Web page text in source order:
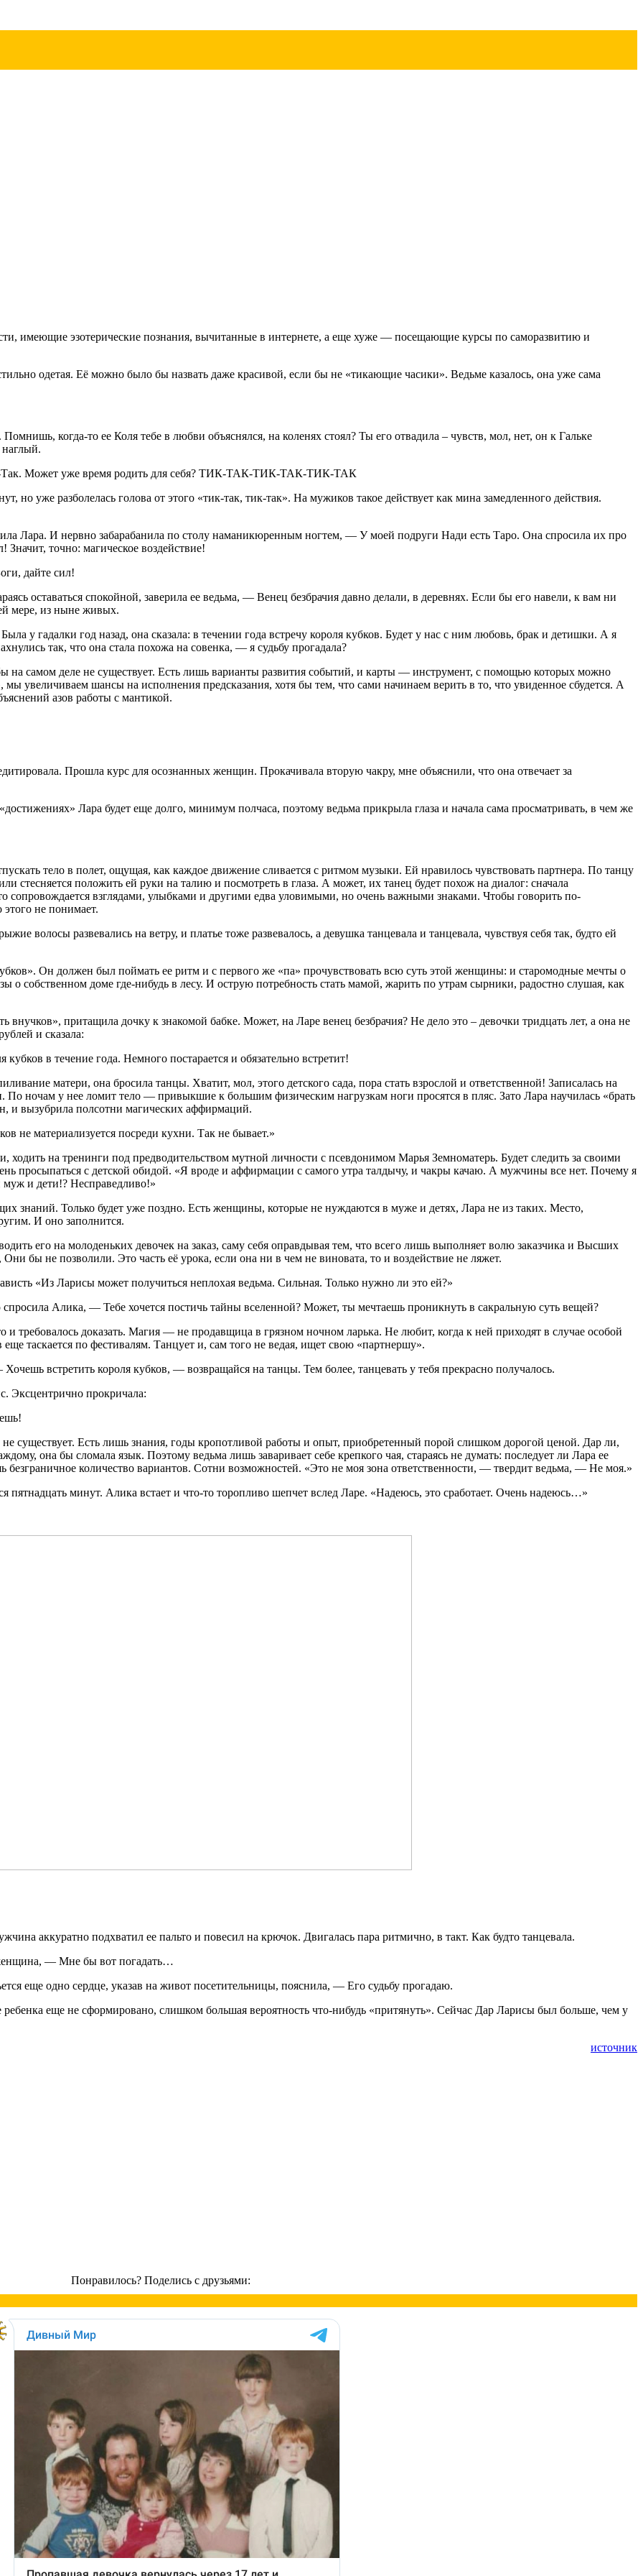
имеющие эзотерические познания, вычитанные в интернете, а еще хуже — посещающие курсы по саморазвитию и
одетая. Её можно было бы назвать даже красивой, если бы не «тикающие часики». Ведьме казалось, она уже сама
когда-то ее Коля тебе в любви объяснялся, на коленях стоял? Ты его отвадила – чувств, мол, нет, он к Гальке
наглый.
Так. Может уже время родить для себя? ТИК-ТАК-ТИК-ТАК-ТИК-ТАК
но уже разболелась голова от этого «тик-так, тик-так». На мужиков такое действует как мина замедленного действия.
Лара. И нервно забарабанила по столу наманикюренным ногтем, — У моей подруги Нади есть Таро. Она спросила их про
точно: магическое воздействие!
дайте сил!
оставаться спокойной, заверила ее ведьма, — Венец безбрачия давно делали, в деревнях. Если бы его навели, к вам ни
мере, из ныне живых.
у гадалки год назад, она сказала: в течении года встречу короля кубков. Будет у нас с ним любовь, брак и детишки. А я
так, что она стала похожа на совенка, — я судьбу прогадала?
на самом деле не существует. Есть лишь варианты развития событий, и карты — инструмент, с помощью которых можно
увеличиваем шансы на исполнения предсказания, хотя бы тем, что сами начинаем верить в то, что увиденное сбудется. А
азов работы с мантикой.
Прошла курс для осознанных женщин. Прокачивала вторую чакру, мне объяснили, что она отвечает за
Лара будет еще долго, минимум полчаса, поэтому ведьма прикрыла глаза и начала сама просматривать, в чем же
тело в полет, ощущая, как каждое движение сливается с ритмом музыки. Ей нравилось чувствовать партнера. По танцу
стесняется положить ей руки на талию и посмотреть в глаза. А может, их танец будет похож на диалог: сначала
сопровождается взглядами, улыбками и другими едва уловимыми, но очень важными знаками. Чтобы говорить по-
не понимает.
волосы развевались на ветру, и платье тоже развевалось, а девушка танцевала и танцевала, чувствуя себя так, будто ей
Он должен был поймать ее ритм и с первого же «па» прочувствовать всю суть этой женщины: и старомодные мечты о
о собственном доме где-нибудь в лесу. И острую потребность стать мамой, жарить по утрам сырники, радостно слушая, как
внучков», притащила дочку к знакомой бабке. Может, на Ларе венец безбрачия? Не дело это – девочки тридцать лет, а она не
и сказала:
в течение года. Немного постарается и обязательно встретит!
матери, она бросила танцы. Хватит, мол, этого детского сада, пора стать взрослой и ответственной! Записалась на
По ночам у нее ломит тело — привыкшие к большим физическим нагрузкам ноги просятся в пляс. Зато Лара научилась «брать
и вызубрила полсотни магических аффирмаций.
не материализуется посреди кухни. Так не бывает.»
на тренинги под предводительством мутной личности с псевдонимом Марья Земноматерь. Будет следить за своими
просыпаться с детской обидой. «Я вроде и аффирмации с самого утра талдычу, и чакры качаю. А мужчины все нет. Почему я
муж и дети!? Несправедливо!»
знаний. Только будет уже поздно. Есть женщины, которые не нуждаются в муже и детях, Лара не из таких. Место,
И оно заполнится.
его на молоденьких девочек на заказ, саму себя оправдывая тем, что всего лишь выполняет волю заказчика и Высших
бы не позволили. Это часть её урока, если она ни в чем не виновата, то и воздействие не ляжет.
«Из Ларисы может получиться неплохая ведьма. Сильная. Только нужно ли это ей?»
Алика, — Тебе хочется постичь тайны вселенной? Может, ты мечтаешь проникнуть в сакральную суть вещей?
доказать. Магия — не продавщица в грязном ночном ларька. Не любит, когда к ней приходят в случае особой
таскается по фестивалям. Танцует и, сам того не ведая, ищет свою «партнершу».
встретить короля кубков, — возвращайся на танцы. Тем более, танцевать у тебя прекрасно получалось.
Эксцентрично прокричала:
существует. Есть лишь знания, годы кропотливой работы и опыт, приобретенный порой слишком дорогой ценой. Дар ли,
она бы сломала язык. Поэтому ведьма лишь заваривает себе крепкого чая, стараясь не думать: последует ли Лара ее
количество вариантов. Сотни возможностей. «Это не моя зона ответственности, — твердит ведьма, — Не моя.»
пятнадцать минут. Алика встает и что-то торопливо шепчет вслед Ларе. «Надеюсь, это сработает. Очень надеюсь…»
аккуратно подхватил ее пальто и повесил на крючок. Двигалась пара ритмично, в такт. Как будто танцевала.
— Мне бы вот погадать…
еще одно сердце, указав на живот посетительницы, пояснила, — Его судьбу прогадаю.
еще не сформировано, слишком большая вероятность что-нибудь «притянуть». Сейчас Дар Ларисы был больше, чем у
источник
Понравилось? Поделись с друзьями: